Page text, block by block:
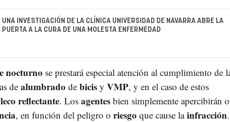
UNA INVESTIGACIÓN DE LA CLÍNICA UNIVERSIDAD DE NAVARRA ABRE LA
PUERTA A LA CURA DE UNA MOLESTA ENFERMEDAD
nocturno se prestará especial atención al cumplimiento de
dealumbrado de bicisy VMP, y en el caso de estos
reflectante. Los agentesbien simplemente apercibirán o
, en función del peligro o riesgo que cause lainfracción.